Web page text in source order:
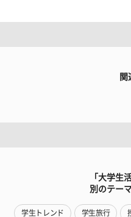
関
「大学生
別のテー
学生トレンド 学生旅行